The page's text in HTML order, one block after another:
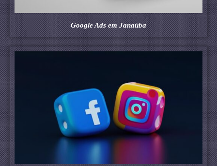
Google Ads em Janaúba